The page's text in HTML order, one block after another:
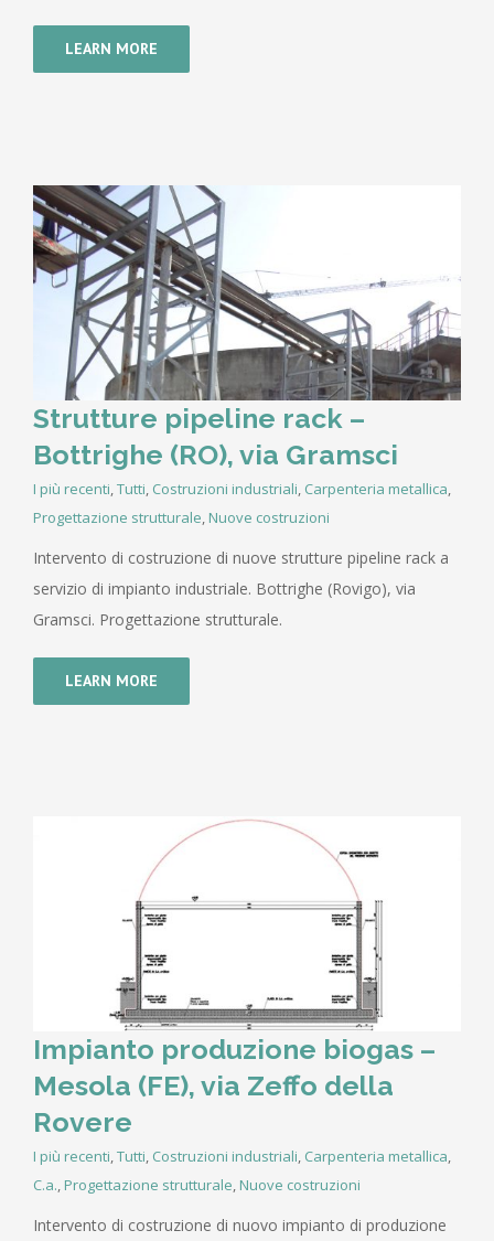
LEARN MORE
Strutture pipeline rack –
Bottrighe (RO), via Gramsci
I più recenti,Tutti, Costruzioni industriali, Carpenteria metallica,
Progettazione strutturale, Nuove costruzioni
Intervento di costruzione di nuove strutture pipeline rack a
servizio di impianto industriale. Bottrighe (Rovigo), via
Gramsci. Progettazione strutturale.
LEARN MORE
Impianto produzione biogas –
Mesola (FE), via Zeffo della
Rovere
I più recenti,Tutti, Costruzioni industriali, Carpenteria metallica,
C.a., Progettazione strutturale, Nuove costruzioni
Intervento di costruzione di nuovo impianto di produzione